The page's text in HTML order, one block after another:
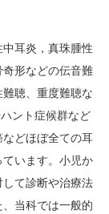
耳炎，真珠腫性
形などの伝音難
聴、重度難聴な
ント症候群など
どほぼ全ての耳
います。小児か
て診断や治療法
当科では一般的